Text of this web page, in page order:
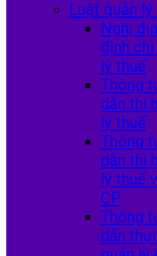
Luật quản lý
Nghị
định
lý thuế
Thông
dẫn thi
lý thuế
Thông
dẫn thi
lý thuế
CP
Thông
dẫn